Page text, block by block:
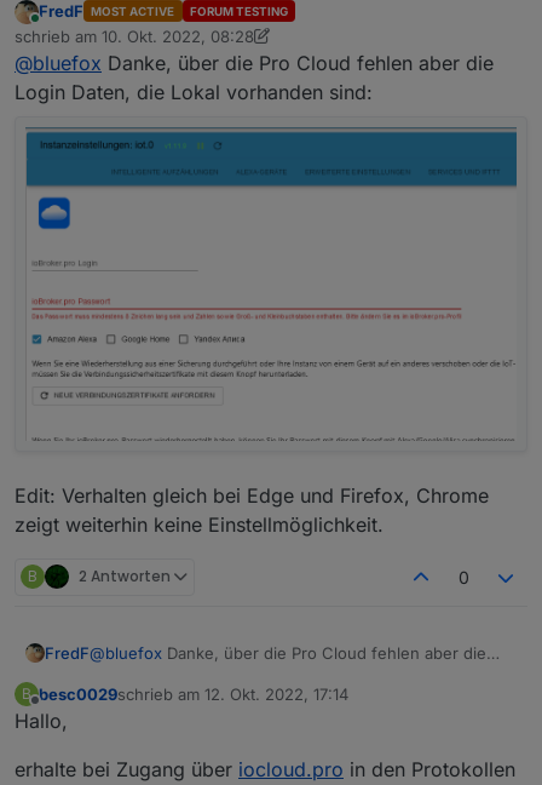
Online
FredF MOST ACTIVE FORUM TESTING
schrieb am 10. Okt. 2022, 08:28
zuletzt editiert von FredF 10. Okt. 2022, 10:32
@bluefox Danke, über die Pro Cloud fehlen aber die
Login Daten, die Lokal vorhanden sind:
Edit: Verhalten gleich bei Edge und Firefox, Chrome
zeigt weiterhin keine Einstellmöglichkeit.
B 2 Antworten 0
FredF@bluefox Danke, über die Pro Cloud fehlen aber die
Edit: Verhalten gleich bei Edge und Firefox, Chrome
B
Offline
besc0029schrieb am 12. Okt. 2022, 17:14
zuletzt editiert von
Hallo,
erhalte bei Zugang über iocloud.pro in den Protokollen